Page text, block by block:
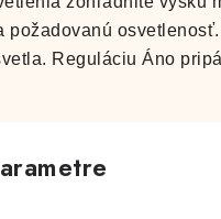
požadovanú
Reguláciu Áno